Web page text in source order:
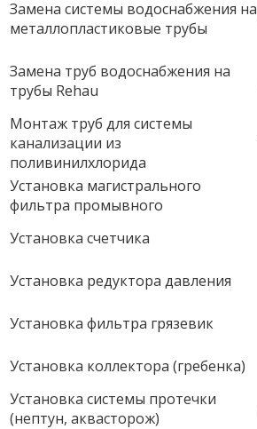
Замена системы водоснабжения на
металлопластиковые трубы
Замена труб водоснабжения на
трубы Rehau
Монтаж труб для системы
канализации из
поливинилхлорида
Установка магистрального
фильтра промывного
Установка счетчика
Установка редуктора давления
Установка фильтра грязевик
Установка коллектора (гребенка)
Установка системы протечки
(нептун, аквасторож)